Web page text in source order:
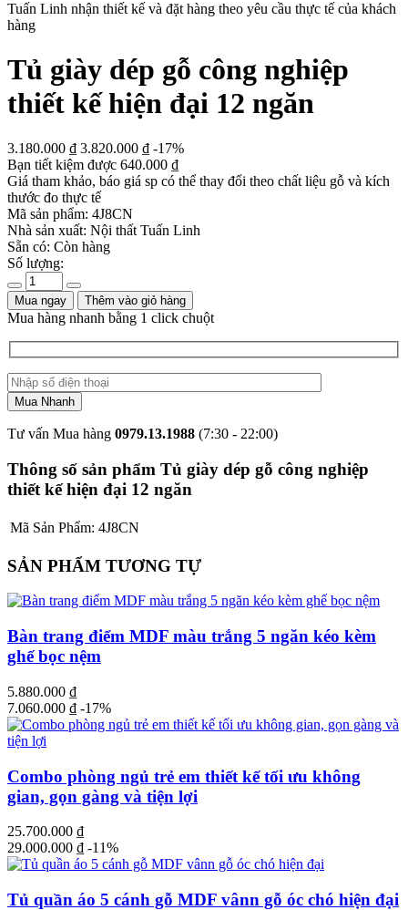
Tuấn Linh nhận thiết kế và đặt hàng theo yêu cầu thực tế của khách
hàng
Tủ giày dép gỗ công nghiệp
thiết kế hiện đại 12 ngăn
3.180.000 ₫ 3.820.000 ₫ -17%
Bạn tiết kiệm được 640.000 ₫
Giá tham khảo, báo giá sp có thể thay đổi theo chất liệu gỗ và kích
thước đo thực tế
Mã sản phẩm: 4J8CN
Nhà sản xuất: Nội thất Tuấn Linh
Sẵn có: Còn hàng
Số lượng:
Mua ngay Thêm vào giỏ hàng
Mua hàng nhanh bằng 1 click chuột
Tư vấn Mua hàng 0979.13.1988 (7:30 - 22:00)
Thông số sản phẩm Tủ giày dép gỗ công nghiệp
thiết kế hiện đại 12 ngăn
Mã Sản Phẩm: 4J8CN
SẢN PHẨM TƯƠNG TỰ
Bàn trang điểm MDF màu trắng 5 ngăn kéo kèm
ghế bọc nệm
5.880.000 ₫
7.060.000 ₫ -17%
Combo phòng ngủ trẻ em thiết kế tối ưu không
gian, gọn gàng và tiện lợi
25.700.000 ₫
29.000.000 ₫ -11%
Tủ quần áo 5 cánh gỗ MDF vânn gỗ óc chó hiện đại